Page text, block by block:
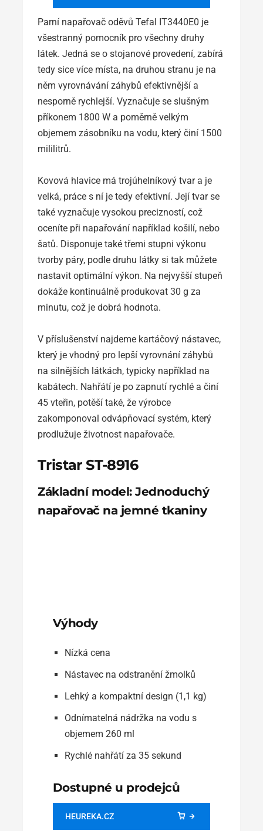
Parní napařovač oděvů Tefal IT3440E0 je
všestranný pomocník pro všechny druhy
látek. Jedná se o stojanové provedení, zabírá
tedy sice více místa, na druhou stranu je na
něm vyrovnávání záhybů efektivnější a
nesporně rychlejší. Vyznačuje se slušným
příkonem 1800 W a poměrně velkým
objemem zásobníku na vodu, který činí 1500
mililitrů.
Kovová hlavice má trojúhelníkový tvar a je
velká, práce s ní je tedy efektivní. Její tvar se
také vyznačuje vysokou precizností, což
oceníte při napařování například košilí, nebo
šatů. Disponuje také třemi stupni výkonu
tvorby páry, podle druhu látky si tak můžete
nastavit optimální výkon. Na nejvyšší stupeň
dokáže kontinuálně produkovat 30 g za
minutu, což je dobrá hodnota.
V příslušenství najdeme kartáčový nástavec,
který je vhodný pro lepší vyrovnání záhybů
na silnějších látkách, typicky například na
kabátech. Nahřátí je po zapnutí rychlé a činí
45 vteřin, potěší také, že výrobce
zakomponoval odvápňovací systém, který
prodlužuje životnost napařovače.
Tristar ST-8916
Základní model: Jednoduchý
napařovač na jemné tkaniny
Výhody
Nízká cena
Nástavec na odstranění žmolků
Lehký a kompaktní design (1,1 kg)
Odnímatelná nádržka na vodu s
objemem 260 ml
Rychlé nahřátí za 35 sekund
Dostupné u prodejců
HEUREKA.CZ